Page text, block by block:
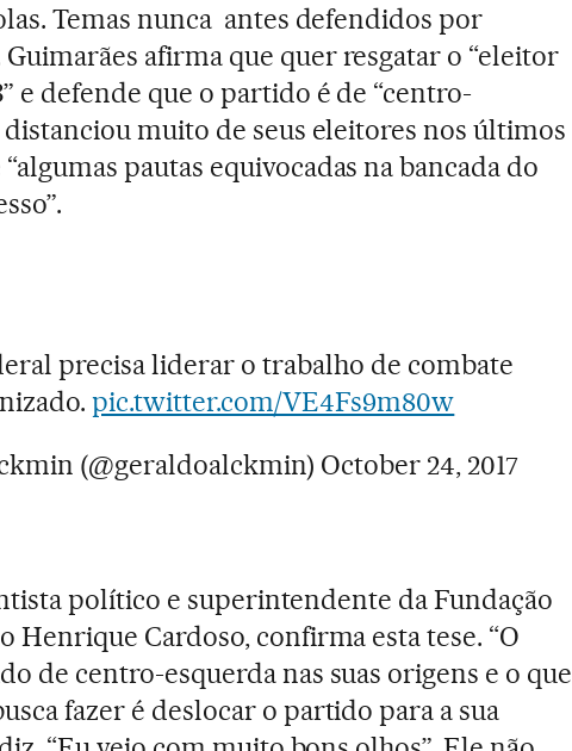
Temas nunca antes defendidos por
afirma que quer resgatar o “eleitor
e defende que o partido é de “centro-
distanciou muito de seus eleitores nos últimos
pautas equivocadas na bancada do
precisa liderar o trabalho de combate
pic.twitter.com/VE4Fs9m80w
(@geraldoalckmin) October 24, 2017
político e superintendente da Fundação
Cardoso, confirma esta tese. “O
de centro-esquerda nas suas origens e o que
fazer é deslocar o partido para a sua